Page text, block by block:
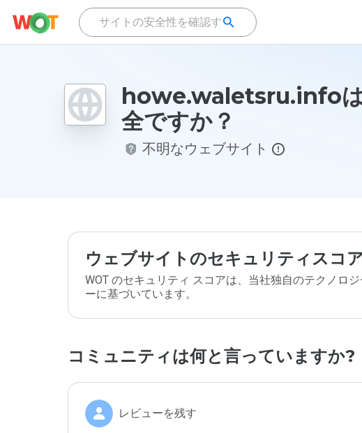
howe.waletsru.info
全ですか？
不明なウェブサイト
ウェブサイトのセキュリティスコア
WOT のセキュリティ スコアは、当社独自のテクノロ
ーに基づいています。
コミュニティは何と言っていますか?
レビューを残す